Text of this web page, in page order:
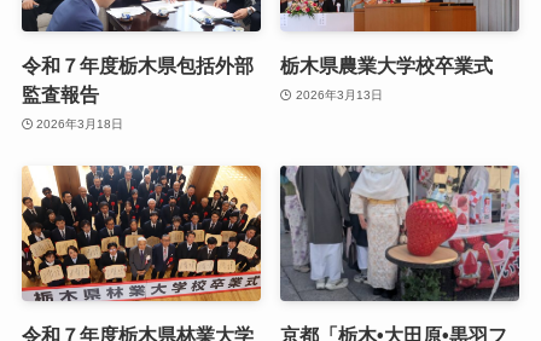
令和７年度栃木県包括外部
監査報告
2026年3月18日
栃木県農業大学校卒業式
2026年3月13日
令和７年度栃木県林業大学 京都「栃木•大田原•黒羽フ